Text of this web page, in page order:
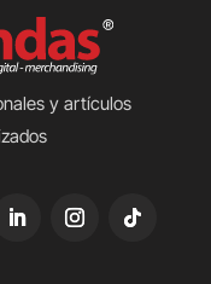
y artículos